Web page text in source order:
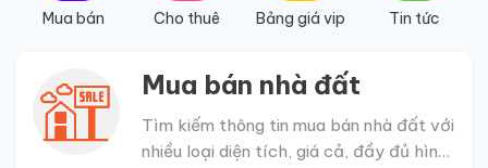
Mua bán Cho thuê Bảng giá vip Tin tức
Mua bán nhà đất
Tìm kiếm thông tin mua bán nhà đất với
nhiều loại diện tích, giá cả, đầy đủ hình